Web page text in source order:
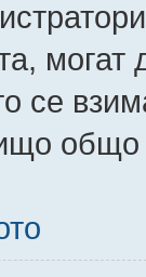
се
общо